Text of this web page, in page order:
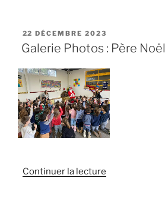
du
colibri »
PUBLIÉ
LE
22 DÉCEMBRE 2023
Galerie Photos : Père Noël
Continuer la lecturede